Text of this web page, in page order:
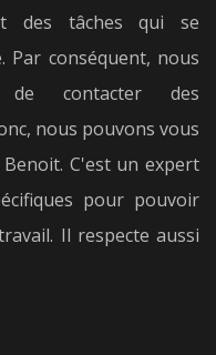
des tâches qui se
Par conséquent, nous
de contacter des
nous pouvons vous
C'est un expert
pour pouvoir
Il respecte aussi